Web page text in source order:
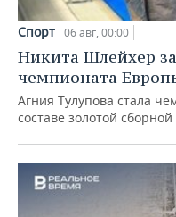
Спорт 06 авг, 00:00
Никита Шлейхер
чемпионата
Агния Тулупова стала
составе золотой